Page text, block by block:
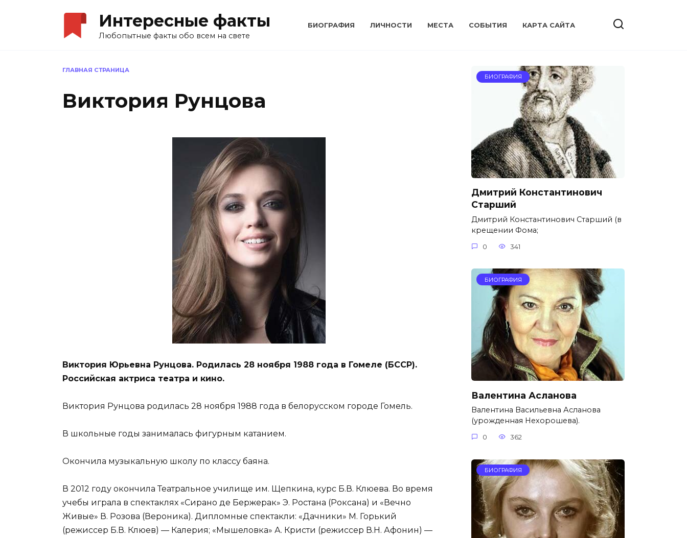
Интересные факты
Любопытные факты обо всем на свете
БИОГРАФИЯ ЛИЧНОСТИ МЕСТА CОБЫТИЯ КАРТА САЙТА
ГЛАВНАЯ СТРАНИЦА
Виктория Рунцова
Виктория Юрьевна Рунцова. Родилась 28 ноября 1988 года в Гомеле (БССР).
Российская актриса театра и кино.
Виктория Рунцова родилась 28 ноября 1988 года в белорусском городе Гомель.
В школьные годы занималась фигурным катанием.
Окончила музыкальную школу по классу баяна.
В 2012 году окончила Театральное училище им. Щепкина, курс Б.В. Клюева. Во время
учебы играла в спектаклях «Сирано де Бержерак» Э. Ростана (Роксана) и «Вечно
Живые» В. Розова (Вероника). Дипломные спектакли: «Дачники» М. Горький
(режиссер Б.В. Клюев) — Калерия; «Мышеловка» А. Кристи (режиссер В.Н. Афонин) —
БИОГРАФИЯ
Дмитрий Константинович
Старший
Дмитрий Константинович Старший (в
крещении Фома;
0 341
БИОГРАФИЯ
Валентина Асланова
Валентина Васильевна Асланова
(урожденная Нехорошева).
0 362
БИОГРАФИЯ